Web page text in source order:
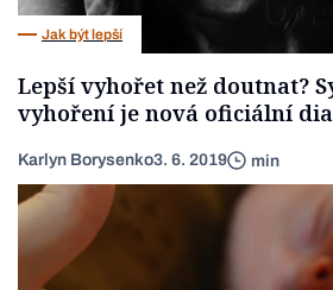
Jak být lepší
Lepší vyhořet než doutnat?
vyhoření je nová oficiální
Karlyn Borysenko3. 6. 2019 min